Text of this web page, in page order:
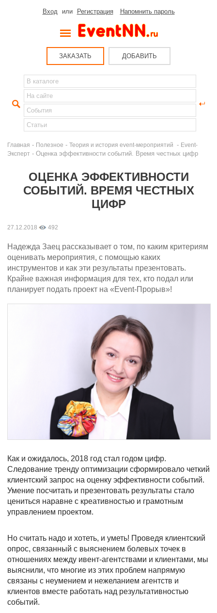
Вход или Регистрация Напомнить пароль
ЗАКАЗАТЬ ДОБАВИТЬ
Главная - Полезное - Теория и история event-мероприятий - Event-
Эксперт - Оценка эффективности событий. Время честных цифр
ОЦЕНКА ЭФФЕКТИВНОСТИ
СОБЫТИЙ. ВРЕМЯ ЧЕСТНЫХ
ЦИФР
27.12.2018 492
Надежда Заец рассказывает о том, по каким критериям
оценивать мероприятия, с помощью каких
инструментов и как эти результаты презентовать.
Крайне важная информация для тех, кто подал или
планирует подать проект на «Event-Прорыв»!
Как и ожидалось, 2018 год стал годом цифр.
Следование тренду оптимизации сформировало четкий
клиентский запрос на оценку эффективности событий.
Умение посчитать и презентовать результаты стало
цениться наравне с креативностью и грамотным
управлением проектом.
Но считать надо и хотеть, и уметь! Проведя клиентский
опрос, связанный с выяснением болевых точек в
отношениях между ивент-агентствами и клиентами, мы
выяснили, что многие из этих проблем напрямую
связаны с неумением и нежеланием агентств и
клиентов вместе работать над результативностью
событий.